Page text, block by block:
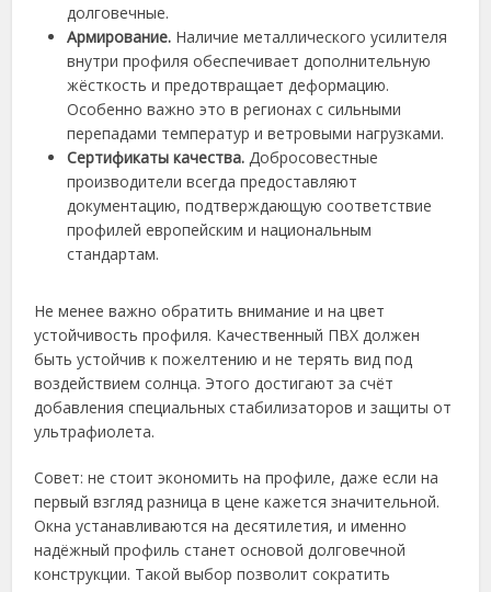
долговечные.
Армирование. Наличие металлического усилителя
внутри профиля обеспечивает дополнительную
жёсткость и предотвращает деформацию.
Особенно важно это в регионах с сильными
перепадами температур и ветровыми нагрузками.
Сертификаты качества. Добросовестные
производители всегда предоставляют
документацию, подтверждающую соответствие
профилей европейским и национальным
стандартам.
Не менее важно обратить внимание и на цвет
устойчивость профиля. Качественный ПВХ должен
быть устойчив к пожелтению и не терять вид под
воздействием солнца. Этого достигают за счёт
добавления специальных стабилизаторов и защиты от
ультрафиолета.
Совет: не стоит экономить на профиле, даже если на
первый взгляд разница в цене кажется значительной.
Окна устанавливаются на десятилетия, и именно
надёжный профиль станет основой долговечной
конструкции. Такой выбор позволит сократить